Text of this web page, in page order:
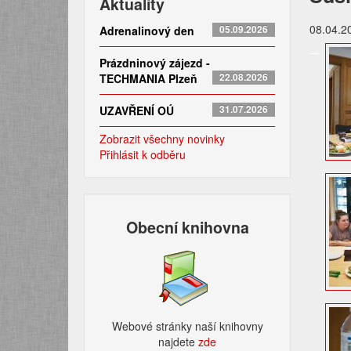
Adrenalinový den 05.09.2026
Prázdninový zájezd -
TECHMANIA Plzeň
22.08.2026
UZAVŘENÍ OÚ 31.07.2026
Zobrazit všechny novinky
Přihlásit k odběru
Obecní knihovna
Webové stránky naší knihovny
najdetezde​